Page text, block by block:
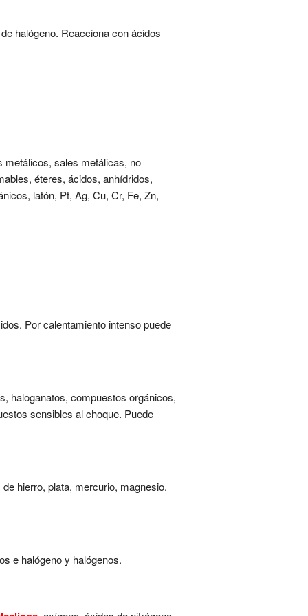
halógeno. Reacciona con ácidos
metálicos, sales metálicas, no
éteres, ácidos, anhídridos,
latón, Pt, Ag, Cu, Cr, Fe, Zn,
Por calentamiento intenso puede
haloganatos, compuestos orgánicos,
sensibles al choque. Puede
de hierro, plata, mercurio, magnesio.
e halógeno y halógenos.